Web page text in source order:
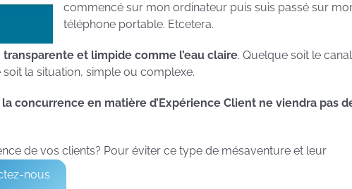
commencé sur mon ordinateur puis suis passé sur
téléphone portable. Etcetera.
et limpide comme l’eau claire. Quelque soit le canal
la situation, simple ou complexe.
concurrence en matière d’Expérience Client ne viendra pas
de vos clients? Pour éviter ce type de mésaventure et leur
nous